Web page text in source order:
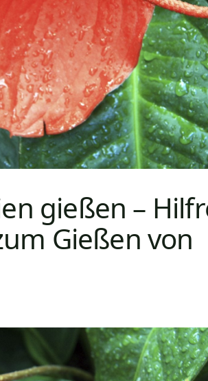
gießen –
Gießen von